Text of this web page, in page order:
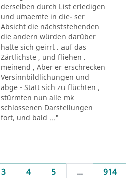
derselben durch List erledigen
und umaemte in die- ser
Absicht die nächststehenden
die andern würden darüber
hatte sich geirrt . auf das
Zärtlichste , und fliehen .
meinend , Aber er erschrecken
Versinnbildlichungen und
abge - Statt sich zu flüchten ,
stürmten nun alle mk
schlossenen Darstellungen
fort, und bald ..."
3 4 5 ... 914